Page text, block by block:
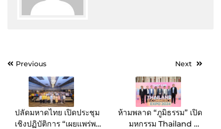
PostPrevious
ปลัดมหาดไทย เปิดประชุม
เชิงปฏิบัติการ “เผยแพร่พระ
Next
ห้ามพลาด “ภูมิธรรม” เปิด
มหกรรม Thailand E-